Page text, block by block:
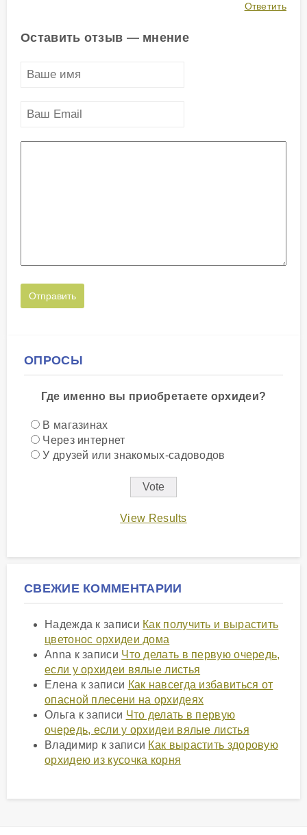
Ответить
Оставить отзыв — мнение
ОПРОСЫ
Где именно вы приобретаете орхидеи?
В магазинах
Через интернет
У друзей или знакомых-садоводов
View Results
СВЕЖИЕ КОММЕНТАРИИ
Надежда к записи Как получить и вырастить
цветонос орхидеи дома
Anna к записи Что делать в первую очередь,
если у орхидеи вялые листья
Елена к записи Как навсегда избавиться от
опасной плесени на орхидеях
Ольга к записи Что делать в первую
очередь, если у орхидеи вялые листья
Владимир к записи Как вырастить здоровую
орхидею из кусочка корня